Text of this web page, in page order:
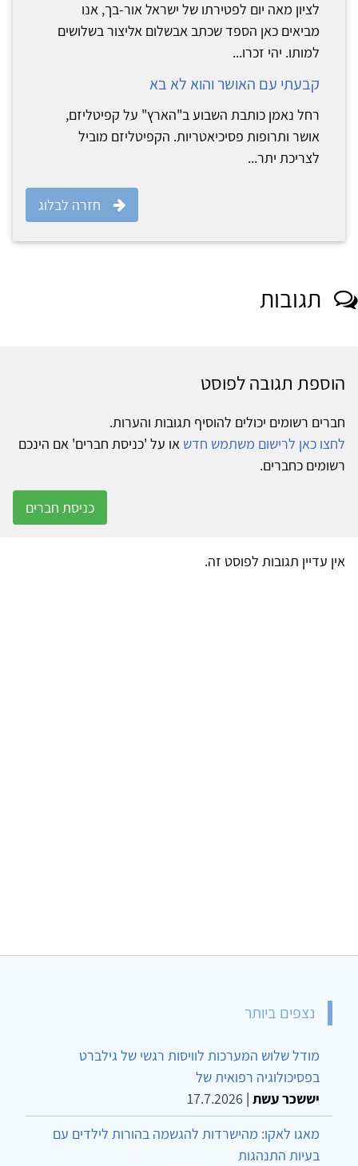
לציון מאה יום לפטירתו של ישראל אור-בך, אנו
מביאים כאן הספד שכתב אבשלום אליצור בשלושים
למותו. יהי זכרו...
קבעתי עם האושר והוא לא בא
רחל נאמן כותבת השבוע ב"הארץ" על קפיטליזם,
אושר ותרופות פסיכיאטריות. הקפיטליזם מוביל
לצריכת יתר...
חזרה לבלוג
תגובות
הוספת תגובה לפוסט
חברים רשומים יכולים להוסיף תגובות והערות.
לחצו כאן לרישום משתמש חדש או על 'כניסת חברים' אם הינכם
רשומים כחברים.
כניסת חברים
אין עדיין תגובות לפוסט זה.
נצפים ביותר
מודל שלוש המערכות לוויסות רגשי של גילברט
בפסיכולוגיה רפואית של
יששכר עשת |
17.7.2026
מאגו לאקו: מהישרדות להגשמה בהורות לילדים עם
בעיות התנהגות